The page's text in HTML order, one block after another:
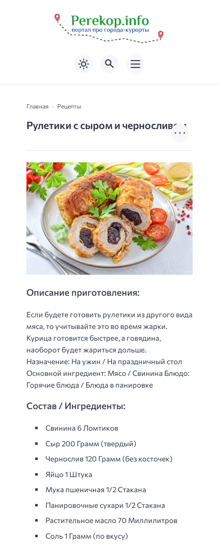
Главная Рецепты
Рулетики с сыром и черносливом
Описание приготовления:
Если будете готовить рулетики из другого вида
мяса, то учитывайте это во время жарки.
Курица готовится быстрее, а говядина,
наоборот будет жариться дольше.
Назначение: На ужин / На праздничный стол
Основной ингредиент: Мясо / Свинина Блюдо:
Горячие блюда / Блюда в панировке
Состав / Ингредиенты:
Свинина 6 Ломтиков
Сыр 200 Грамм (твердый)
Чернослив 120 Грамм (без косточек)
Яйцo 1 Штука
Мука пшеничная 1/2 Стакана
Панировoчные сухари 1/2 Стакана
Растительное масло 70 Миллилитров
Соль 1 Грамм (по вкусу)